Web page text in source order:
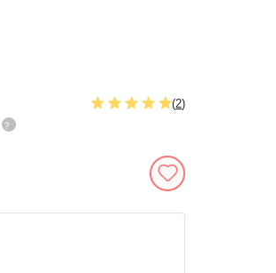
？
(2)